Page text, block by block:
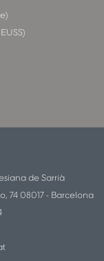
de Sarrià
74 08017 - Barcelona